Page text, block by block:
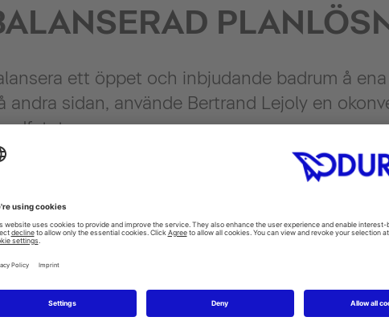
ett öppet och inbjudande badrum å
andra sidan, använde Bertrand Lejoly en
direkt länk till sovrummet, därför var det
och en sömlös övergång mellan de två
symmetri och utnyttjar det tillgängliga